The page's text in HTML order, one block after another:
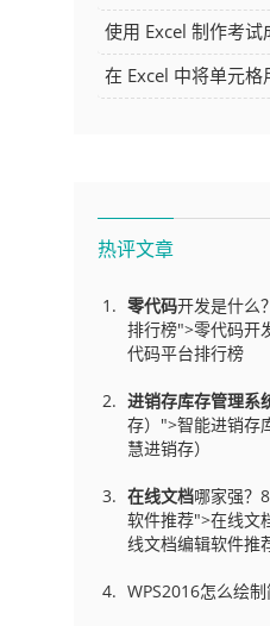
使用 Excel 制作考试
骤及技巧
在 Excel 中将单元
热评文章
零代码开发是什么
排行榜">零代码开
代码平台排行榜
进销存库存管理系
存）">智能进销存
慧进销存）
在线文档哪家强？
软件推荐">在线文
线文档编辑软件推
WPS2016怎么绘